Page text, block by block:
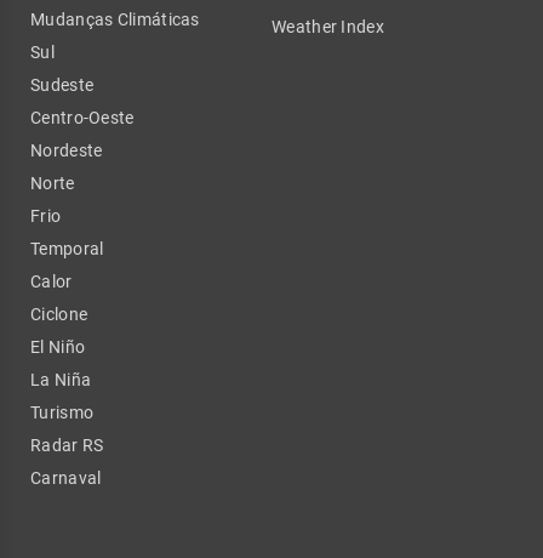
Mudanças Climáticas
Sul
Sudeste
Centro-Oeste
Nordeste
Norte
Frio
Temporal
Calor
Ciclone
El Niño
La Niña
Turismo
Radar RS
Carnaval
Weather Index